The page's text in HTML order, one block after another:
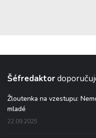
Šéfredaktor
Žloutenka na vzestupu:
mladé
22.09.2025